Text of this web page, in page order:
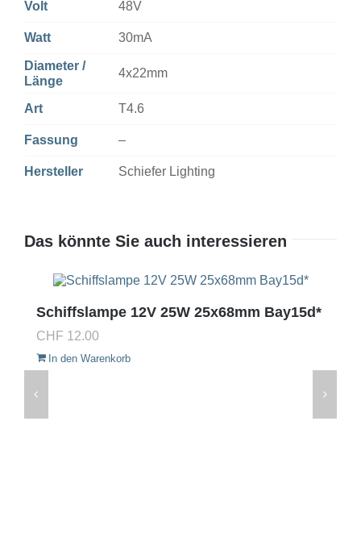
Volt 48V
Watt 30mA
Diameter /
Länge
4x22mm
Art T4.6
Fassung –
Hersteller Schiefer Lighting
Das könnte Sie auch interessieren
Schiffslampe 12V 25W 25x68mm Bay15d*
CHF 12.00
In den Warenkorb